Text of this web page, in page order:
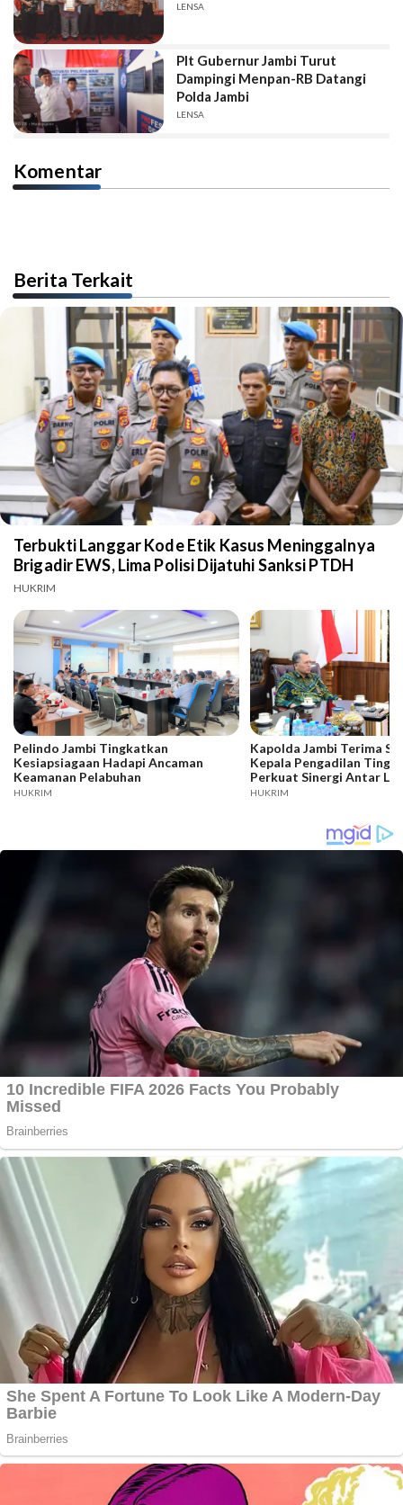
LENSA
Plt Gubernur Jambi Turut
Dampingi Menpan-RB Datangi
Polda Jambi
LENSA
Komentar
Berita Terkait
Terbukti Langgar Kode Etik Kasus Meninggalnya
Brigadir EWS, Lima Polisi Dijatuhi Sanksi PTDH
HUKRIM
Pelindo Jambi Tingkatkan
Kesiapsiagaan Hadapi Ancaman
Keamanan Pelabuhan
HUKRIM
Kapolda Jambi Terima
Kepala Pengadilan Tinggi
Perkuat Sinergi Antar
Penegak Hukum
HUKRIM